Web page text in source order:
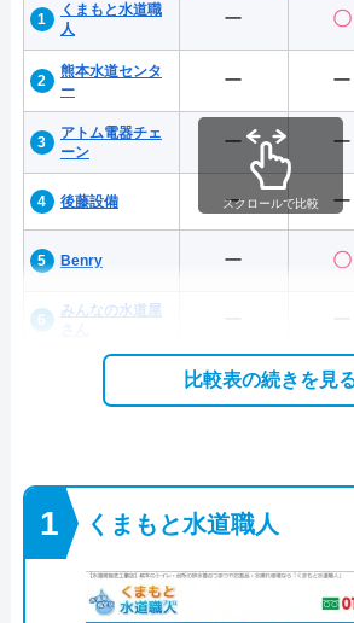
くまもと水道職
人
ー 〇
熊本水道センタ
ー
ー ー
アトム電器チェ
ーン
ー ー
後藤設備 ー ー
Benry ー 〇
みんなの水道屋
スクロールで比較
比較表の続きを見
くまもと水道職人